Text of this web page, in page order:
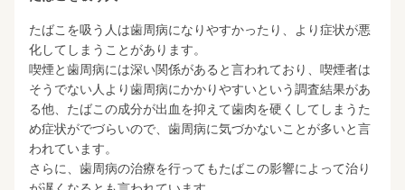
たばこを吸う人は歯周病になりやすかったり、より症状が悪
化してしまうことがあります。
喫煙と歯周病には深い関係があると言われており、喫煙者は
そうでない人より歯周病にかかりやすいという調査結果があ
る他、たばこの成分が出血を抑えて歯肉を硬くしてしまうた
め症状がでづらいので、歯周病に気づかないことが多いと言
われています。
さらに、歯周病の治療を行ってもたばこの影響によって治り